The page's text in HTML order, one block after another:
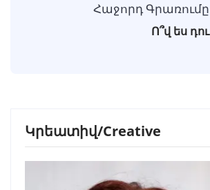
Հաջորդ Գրառումը
Ո՞վ ես դու
Կրեատիվ/Creative